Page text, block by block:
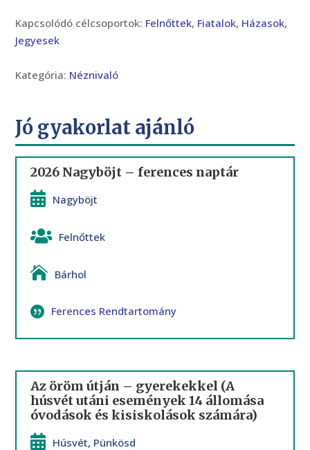
Kapcsolódó célcsoportok: Felnőttek, Fiatalok, Házasok,
Jegyesek
Kategória: Néznivaló
Jó gyakorlat ajánló
2026 Nagyböjt – ferences naptár
Nagyböjt
Felnőttek
Bárhol
Ferences Rendtartomány
Az öröm útján – gyerekekkel (A
húsvét utáni események 14 állomása
óvodások és kisiskolások számára)
Húsvét, Pünkösd